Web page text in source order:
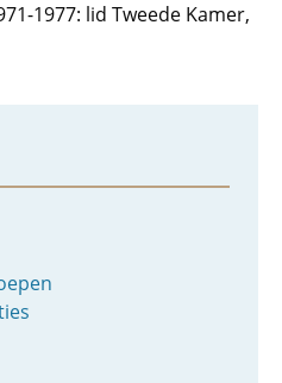
1977: lid Tweede Kamer,